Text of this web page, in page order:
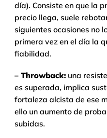
día). Consiste en que la
precio llega, suele
siguientes ocasiones no
primera vez en el día la
fiabilidad.
– Throwback: una
es superada, implica
fortaleza alcista de ese
ello un aumento de
subidas.